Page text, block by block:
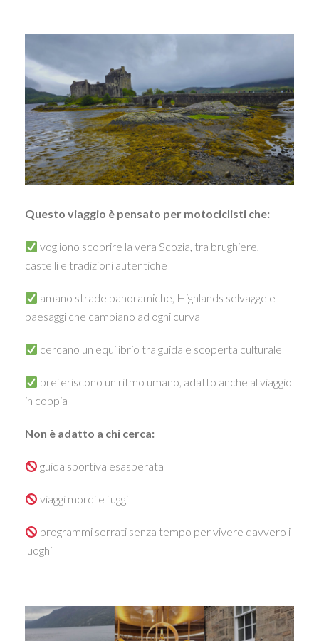
Questo viaggio è pensato per motociclisti che:
vogliono scoprire la vera Scozia, tra brughiere,
castelli e tradizioni autentiche
amano strade panoramiche, Highlands selvagge e
paesaggi che cambiano ad ogni curva
cercano un equilibrio tra guida e scoperta culturale
preferiscono un ritmo umano, adatto anche al viaggio
in coppia
Non è adatto a chi cerca:
guida sportiva esasperata
viaggi mordi e fuggi
programmi serrati senza tempo per vivere davvero i
luoghi